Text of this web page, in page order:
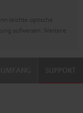
leichte optische
aufweisen. Weitere
SUPPORT